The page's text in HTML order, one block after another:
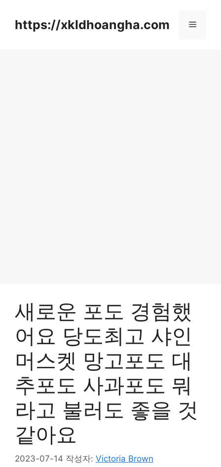
https://xkldhoangha.com 메
새로운 포도 경험했
어요 당도최고 샤인
머스켓 망고포도 대
추포도 사과포도 뭐
라고 불러도 좋을 것
같아요
2023-07-14 작성자: Victoria Brown